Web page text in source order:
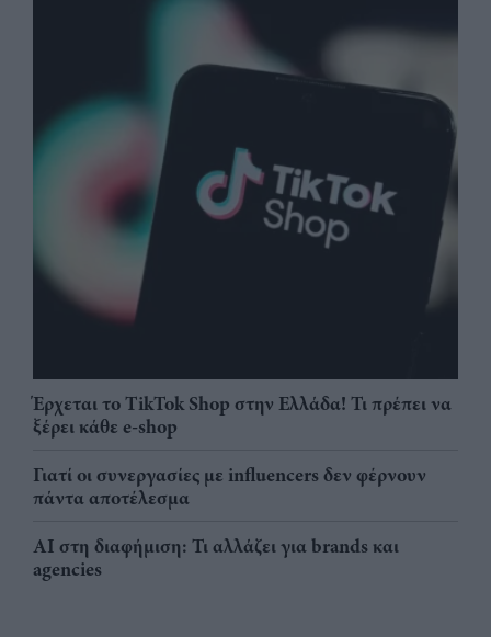
Έρχεται το TikTok Shop στην Ελλάδα! Τι πρέπει να
ξέρει κάθε e-shop
Γιατί οι συνεργασίες με influencers δεν φέρνουν
πάντα αποτέλεσμα
AI στη διαφήμιση: Τι αλλάζει για brands και
agencies